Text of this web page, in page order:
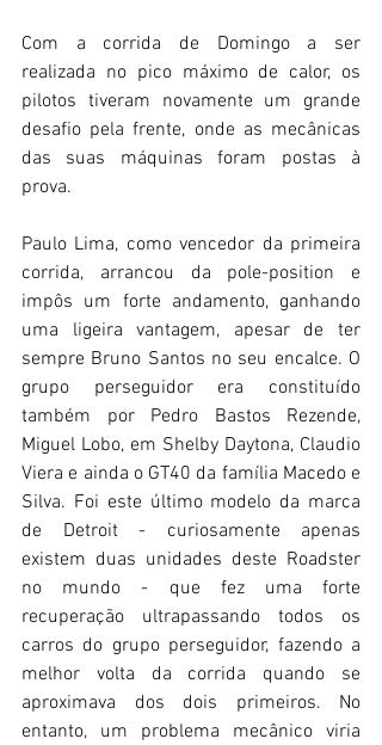
Com a corrida de Domingo a ser
realizada no pico máximo de calor, os
pilotos tiveram novamente um grande
desafio pela frente, onde as mecânicas
das suas máquinas foram postas à
prova.
Paulo Lima, como vencedor da primeira
corrida, arrancou da pole-position e
impôs um forte andamento, ganhando
uma ligeira vantagem, apesar de ter
sempre Bruno Santos no seu encalce. O
grupo perseguidor era constituído
também por Pedro Bastos Rezende,
Miguel Lobo, em Shelby Daytona, Claudio
Viera e ainda o GT40 da família Macedo e
Silva. Foi este último modelo da marca
de Detroit - curiosamente apenas
existem duas unidades deste Roadster
no mundo - que fez uma forte
recuperação ultrapassando todos os
carros do grupo perseguidor, fazendo a
melhor volta da corrida quando se
aproximava dos dois primeiros. No
entanto, um problema mecânico viria